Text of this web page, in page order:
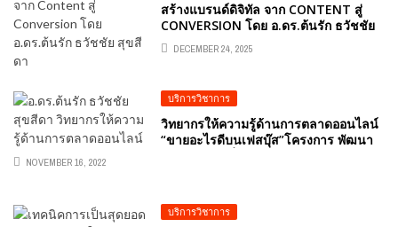
สร้างแบรนด์ดิจิทัล จาก CONTENT สู่
CONVERSION โดย อ.ดร.ต้นรัก ธวัชชัย
สุขสีดา
DECEMBER 24, 2025
บริการวิชาการ
วิทยากรให้ความรู้ด้านการตลาดออนไลน์
“ขายอะไรดีบนเฟสบุ๊ส”โครงการ พัฒนา
NOVEMBER 16, 2022
บริการวิชาการ